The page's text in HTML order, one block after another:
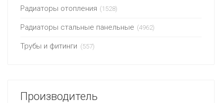
Радиаторы отопления (1528)
Радиаторы стальные панельные (4962)
Трубы и фитинги (557)
Производитель